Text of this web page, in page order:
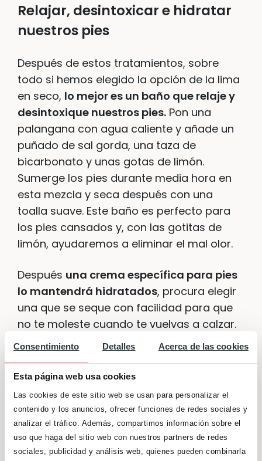
Consentimiento Detalles Acerca de las cookies
Esta página web usa cookies
Las cookies de este sitio web se usan para personalizar el
contenido y los anuncios, ofrecer funciones de redes sociales y
analizar el tráfico. Además, compartimos información sobre el
uso que haga del sitio web con nuestros partners de redes
sociales, publicidad y análisis web, quienes pueden combinarla
Relajar, desintoxicar e hidratar
nuestros pies
Después de estos tratamientos, sobre
todo si hemos elegido la opción de la lima
en seco, lo mejor es un baño que relaje y
desintoxique nuestros pies. Pon una
palangana con agua caliente y añade un
puñado de sal gorda, una taza de
bicarbonato y unas gotas de limón.
Sumerge los pies durante media hora en
esta mezcla y seca después con una
toalla suave. Este baño es perfecto para
los pies cansados y, con las gotitas de
limón, ayudaremos a eliminar el mal olor.
Después una crema específica para pies
lo mantendrá hidratados, procura elegir
una que se seque con facilidad para que
no te moleste cuando te vuelvas a calzar.
Ingredientes como el aloe vera, el aceite
la piel, servirán para hidratar en
profundidad los pies y evitarán las grietas.